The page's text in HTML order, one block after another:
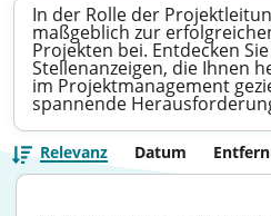
In der Rolle der
maßgeblich zur
Projekten bei. Entdecken
Stellenanzeigen, die Ihnen
im Projektmanagement
spannende
Relevanz Datum